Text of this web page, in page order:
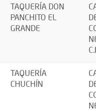
TAQUERÍA DON
PANCHITO EL
GRANDE
TAQUERÍA
CHUCHÍN